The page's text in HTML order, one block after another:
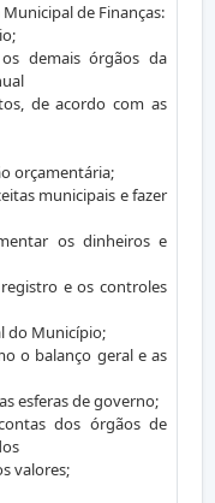
de Finanças:
demais órgãos da
de acordo com as
orçamentária;
municipais e fazer
os dinheiros e
e os controles
do Município;
o balanço geral e as
esferas de governo;
dos órgãos de
valores;